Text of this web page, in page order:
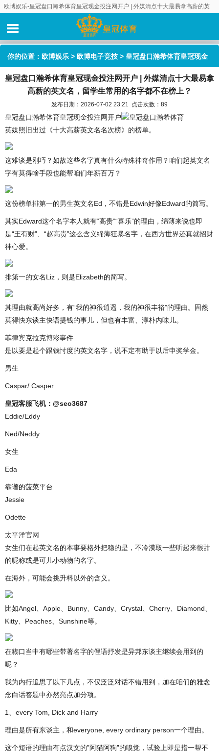
欧博娱乐-皇冠盘口瀚希体育皇冠现金投注网开户 | 外媒清点十大最易拿高薪的英
文名，留学生常用的名字都不在榜上？
你的位置： 欧博娱乐 > 欧博电子竞技 > 皇冠盘口瀚希体育皇冠现金
投注网开户 | 外媒清点十大最易拿高薪的英文名，留学生常用的名字
皇冠盘口瀚希体育皇冠现金投注网开户 | 外媒清点十大最易拿
高薪的英文名，留学生常用的名字都不在榜上？
发布日期：2026-07-02 23:21 点击次数：89
皇冠盘口瀚希体育皇冠现金投注网开户
皇冠盘口瀚希体育
英媒照旧出过《十大高薪英文名名次榜》的榜单。
这难谈是刚巧？如故这些名字真有什么特殊神奇作用？咱们起英文名
字有莫得啥手段也能帮咱们年薪百万？
这份榜单排第一的男生英文名Ed，不错是Edwin好像Edward的简写。
其实Edward这个名字本人就有“高贵”“喜乐”的理由，绵薄来说也即
是“王有财”、“赵高贵”这么含义绵薄狂暴名字，在西方世界还真就招财
神心爱。
排第一的女名Liz，则是Elizabeth的简写。
其理由就高尚好多，有“我的神很逍遥，我的神很丰裕”的理由。固然
莫得快东谈主快语提钱的事儿，但也有丰富、淳朴内味儿。
菲律宾克拉克博彩事件
是以要是起个跟钱忖度的英文名字，说不定有助于以后申奖学金。
男生
Caspar/ Casper
皇冠客服飞机：@seo3687
Eddie/Eddy
Ned/Neddy
女生
Eda
靠谱的菠菜平台
Jessie
Odette
太平洋官网
女生们在起英文名的本事要格外把稳的是，不冷漠取一些听起来很甜
的昵称或是可儿小动物的名字。
在海外，可能会挑升料以外的含义。
比如Angel、Apple、Bunny、Candy、Crystal、Cherry、Diamond、
Kitty、Peaches、Sunshine等。
在糊口当中有哪些带著名字的俚语抒发是异邦东谈主继续会用到的
呢？
我为内行追思了以下几点，不仅泛泛对话不错用到，加在咱们的雅念
念白话答题中亦然亮点加分项。
1、every Tom, Dick and Harry
理由是所有东谈主，和everyone, every ordinary person一个理由。
这个短语的理由有点汉文的”阿猫阿狗”的嗅觉，试验上即是指一帮不